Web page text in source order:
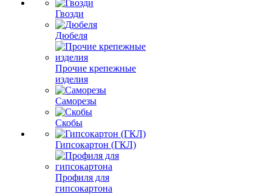
Гвозди
Дюбеля
Прочие крепежные
изделия
Саморезы
Скобы
Гипсокартон (ГКЛ)
Профиля для
гипсокартона